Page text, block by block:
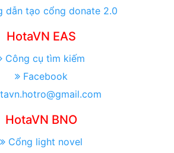
dẫn tạo cổng donate 2.0
HotaVN EAS
Công cụ tìm kiếm
Facebook
HotaVN BNO
Cổng light novel